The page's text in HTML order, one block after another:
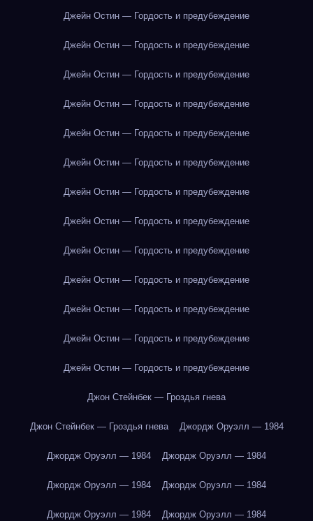
Джейн Остин — Гордость и предубеждение
Джейн Остин — Гордость и предубеждение
Джейн Остин — Гордость и предубеждение
Джейн Остин — Гордость и предубеждение
Джейн Остин — Гордость и предубеждение
Джейн Остин — Гордость и предубеждение
Джейн Остин — Гордость и предубеждение
Джейн Остин — Гордость и предубеждение
Джейн Остин — Гордость и предубеждение
Джейн Остин — Гордость и предубеждение
Джейн Остин — Гордость и предубеждение
Джейн Остин — Гордость и предубеждение
Джейн Остин — Гордость и предубеждение
Джон Стейнбек — Гроздья гнева
Джон Стейнбек — Гроздья гнева Джордж Оруэлл — 1984
Джордж Оруэлл — 1984 Джордж Оруэлл — 1984
Джордж Оруэлл — 1984 Джордж Оруэлл — 1984
Джордж Оруэлл — 1984 Джордж Оруэлл — 1984